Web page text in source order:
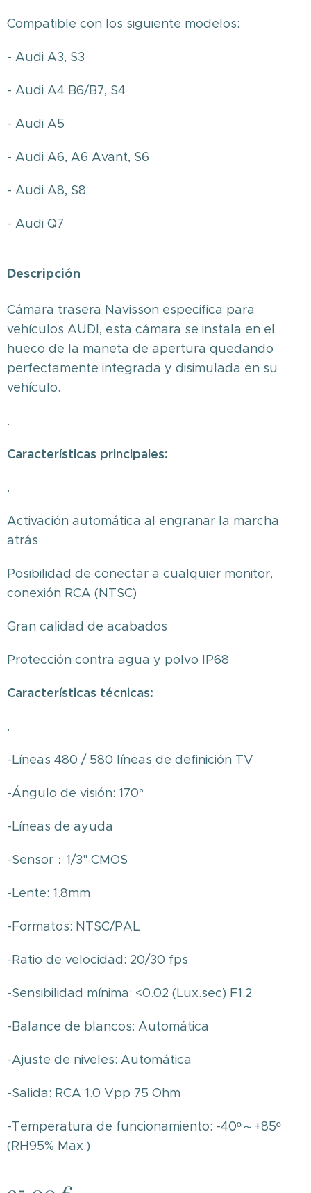
Compatible con los siguiente modelos:
- Audi A3, S3
- Audi A4 B6/B7, S4
- Audi A5
- Audi A6, A6 Avant, S6
- Audi A8, S8
- Audi Q7
Descripción
Cámara trasera Navisson especifica para
vehículos AUDI, esta cámara se instala en el
hueco de la maneta de apertura quedando
perfectamente integrada y disimulada en su
vehículo.
.
Características principales:
.
Activación automática al engranar la marcha
atrás
Posibilidad de conectar a cualquier monitor,
conexión RCA (NTSC)
Gran calidad de acabados
Protección contra agua y polvo IP68
Características técnicas:
.
-Líneas 480 / 580 líneas de definición TV
-Ángulo de visión: 170°
-Líneas de ayuda
-Sensor：1/3" CMOS
-Lente: 1.8mm
-Formatos: NTSC/PAL
-Ratio de velocidad: 20/30 fps
-Sensibilidad mínima: <0.02 (Lux.sec) F1.2
-Balance de blancos: Automática
-Ajuste de niveles: Automática
-Salida: RCA 1.0 Vpp 75 Ohm
-Temperatura de funcionamiento: -40º～+85º
(RH95% Max.)